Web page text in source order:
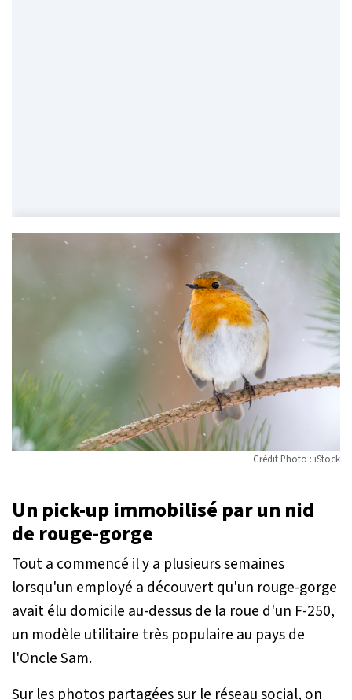
Crédit Photo : iStock
Un pick-up immobilisé par un nid
de rouge-gorge
Tout a commencé il y a plusieurs semaines
lorsqu'un employé a découvert qu'un rouge-gorge
avait élu domicile au-dessus de la roue d'un F-250,
un modèle utilitaire très populaire au pays de
l'Oncle Sam.
Sur les photos partagées sur le réseau social, on